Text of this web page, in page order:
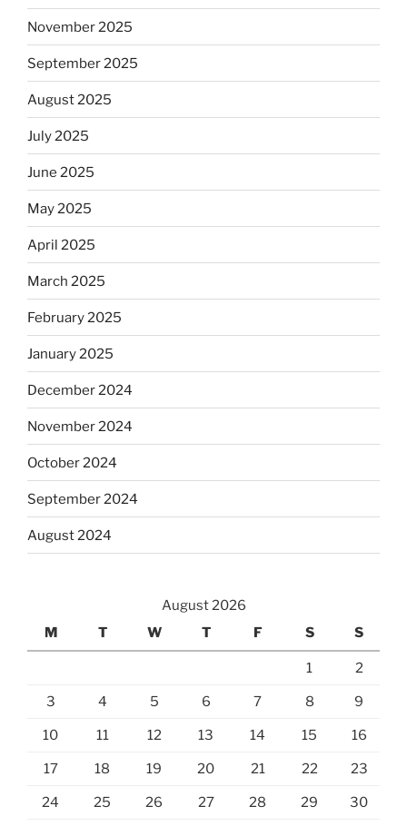
November 2025
September 2025
August 2025
July 2025
June 2025
May 2025
April 2025
March 2025
February 2025
January 2025
December 2024
November 2024
October 2024
September 2024
August 2024
August 2026
M
T W T F S S
1 2
3 4 5 6 7 8 9
10 11 12 13 14 15 16
17 18 19 20 21 22 23
24 25 26 27 28 29 30